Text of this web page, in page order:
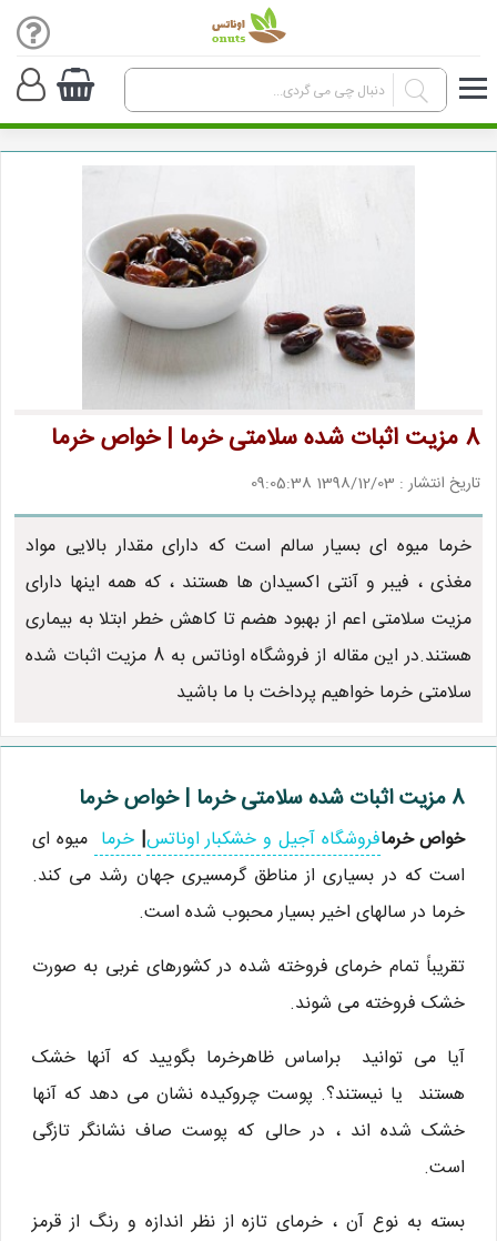
8 مزیت اثبات شده سلامتی خرما | خواص خرما
تاریخ انتشار : 1398/12/03 09:05:38
خرما میوه ای بسیار سالم است که دارای مقدار بالایی مواد
مغذی ، فیبر و آنتی اکسیدان ها هستند ، که همه اینها دارای
مزیت سلامتی اعم از بهبود هضم تا کاهش خطر ابتلا به بیماری
هستند.در این مقاله از فروشگاه اوناتس به 8 مزیت اثبات شده
سلامتی خرما خواهیم پرداخت با ما باشید
8 مزیت اثبات شده سلامتی خرما | خواص خرما
خواص خرمافروشگاه آجیل و خشکبار اوناتس| خرما میوه ای
است که در بسیاری از مناطق گرمسیری جهان رشد می کند.
خرما در سالهای اخیر بسیار محبوب شده است.
تقریباً تمام خرمای فروخته شده در کشورهای غربی به صورت
خشک فروخته می شوند.
آیا می توانید براساس ظاهرخرما بگویید که آنها خشک
هستند یا نیستند؟. پوست چروکیده نشان می دهد که آنها
خشک شده اند ، در حالی که پوست صاف نشانگر تازگی
است.
بسته به نوع آن ، خرمای تازه از نظر اندازه و رنگ از قرمز